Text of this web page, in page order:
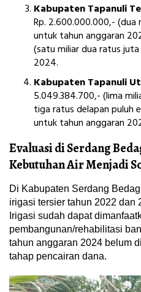
Kabupaten Tapanuli
Rp. 2.600.000.000,-
untuk tahun anggaran
(satu miliar dua ratus
2024.
Kabupaten Tapanuli
5.049.384.700,- (lima
tiga ratus delapan puluh
untuk tahun anggaran
Evaluasi di Serdang
Kebutuhan Air Menjadi
Di Kabupaten Serdang
irigasi tersier tahun 2022 dan
Irigasi sudah dapat
pembangunan/rehabilitasi
tahun anggaran 2024 belum
tahap pencairan dana.